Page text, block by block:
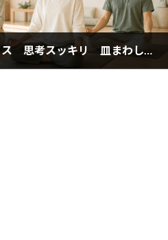
体リラックス 思考スッキリ 皿まわしを詳しくお話します！